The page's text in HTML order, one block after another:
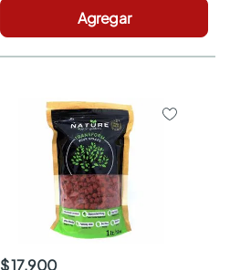
Agregar
$ 17.900